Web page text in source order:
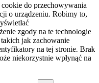
do przechowywania
o urządzeniu. Robimy to,
zgody na te technologie
jak zachowanie
na tej stronie. Brak
niekorzystnie wpłynąć na